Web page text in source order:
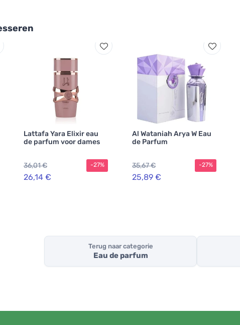
Lattafa Yara Elixir eau
de parfum voor dames
36,01 €
26,14 €
-27%
Al Wataniah Arya W Eau
de Parfum
35,67 €
25,89 €
-27%
Terug naar categorie
Eau de parfum